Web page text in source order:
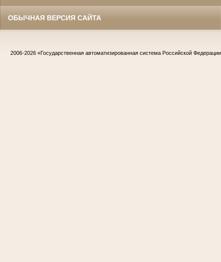
ОБЫЧНАЯ ВЕРСИЯ САЙТА
2006-2026 «Государственная автоматизированная система Российской